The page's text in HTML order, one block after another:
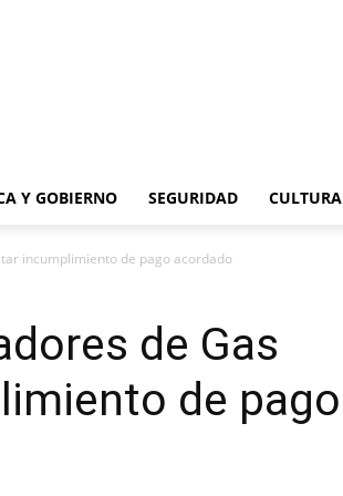
Y GOBIERNO SEGURIDAD CULTURA
incumplimiento de pago acordado
de Gas
de pago